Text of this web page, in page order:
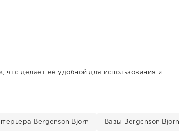
делает её удобной для использования и
Bergenson Bjorn Вазы Bergenson Bjorn